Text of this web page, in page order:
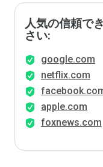
人気の信頼で
さい:
google.com
netflix.com
apple.com
foxnews.com